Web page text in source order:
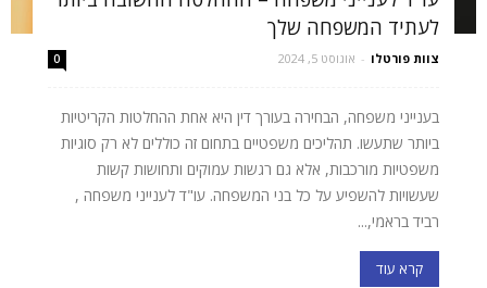
לעתיד המשפחה שלך
צוות פורטלו - אוגוסט 5, 2024 0
בענייני משפחה, הבחירה בעורך דין היא אחת ההחלטות הקריטיות
ביותר שתעשו. תהליכים משפטיים בתחום זה כוללים לא רק סוגיות
משפטיות מורכבות, אלא גם רגשות עמוקים ותחושות קשות
שעשויות להשפיע על כל בני המשפחה. עו"ד לענייני משפחה ,
רביד בראמי,...
קרא עוד